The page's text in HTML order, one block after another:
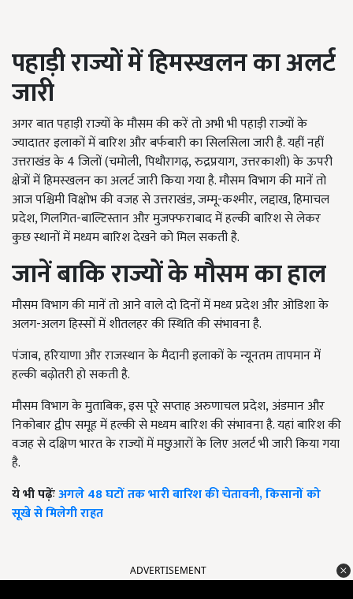
पहाड़ी राज्यों में हिमस्खलन का अलर्ट
जारी
अगर बात पहाड़ी राज्यों के मौसम की करें तो अभी भी पहाड़ी राज्यों के
ज्यादातर इलाकों में बारिश और बर्फबारी का सिलसिला जारी है. यहीं नहीं
उत्तराखंड के 4 जिलों (चमोली,पिथौरागढ़,रुद्रप्रयाग,उत्तरकाशी) के ऊपरी
क्षेत्रों में हिमस्खलन का अलर्ट जारी किया गया है. मौसम विभाग की मानें तो
आज पश्चिमी विक्षोभ की वजह से उत्तराखंड, जम्मू-कश्मीर,लद्दाख, हिमाचल
प्रदेश, गिलगित-बाल्टिस्तान और मुजफ्फराबाद में हल्की बारिश से लेकर
कुछ स्थानों में मध्यम बारिश देखने को मिल सकती है.
जानें बाकि राज्यों के मौसम का हाल
मौसम विभाग की मानें तो आने वाले दो दिनों में मध्य प्रदेश और ओडिशा के
अलग-अलग हिस्सों में शीतलहर की स्थिति की संभावना है.
पंजाब,हरियाणा और राजस्थान के मैदानी इलाकों के न्यूनतम तापमान में
हल्की बढ़ोतरी हो सकती है.
मौसम विभाग के मुताबिक, इस पूरे सप्ताह अरुणाचल प्रदेश,अंडमान और
निकोबार द्वीप समूह में हल्की से मध्यम बारिश की संभावना है. यहां बारिश की
वजह से दक्षिण भारत के राज्यों में मछुआरों के लिए अलर्ट भी जारी किया गया
है.
ये भी पढ़ेंःअगले 48 घटों तक भारी बारिश की चेतावनी, किसानों को
सूखे से मिलेगी राहत
ADVERTISEMENT